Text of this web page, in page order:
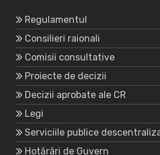
Regulamentul
Consilieri raionali
Comisii consultative
Proiecte de decizii
Decizii aprobate ale CR
Legi
Serviciile publice
Hotărâri de Guvern